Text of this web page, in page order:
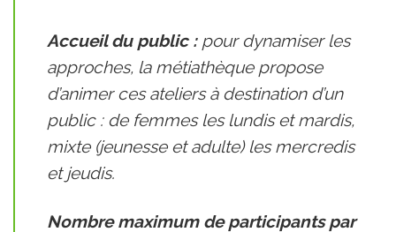
Accueil du public :pour dynamiser les
approches, la métiathèque propose
d’animer ces ateliers à destination d’un
public : de femmes les lundis et mardis,
mixte (jeunesse et adulte) les mercredis
et jeudis.
Nombre maximum de participants par